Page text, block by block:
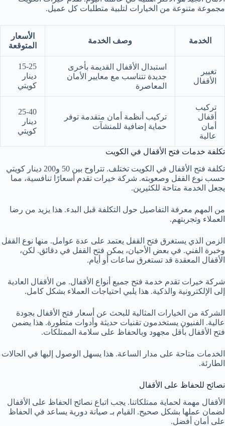
مجموعة متنوعة من الخيارات لتلبية متطلبات كل عميل.
الخدمة وصف الخدمة
الأسعار
المتوقعة
تغيير
الأقفال
استبدال الأقفال القديمة بأخرى
جديدة تتناسب مع معايير الأمان
المعاصرة
15-25
دينار
كويتي
تركيب
أقفال
أمان
عالية
تركيب أنظمة أمان متقدمة توفر
حماية إضافية للمنشآت
25-40
دينار
كويتي
تكلفة خدمات فتح الأقفال في الكويت
تكلفة فتح الأقفال في الكويت تختلف. تتراوح بين 50 و200 دينار كويتي
حسب نوع القفل وصعوبته. شركة خيرات تقدم أسعارًا تنافسية، مما
يجعل الخدمة متاحة للكثيرين.
من المهم معرفة التفاصيل حول التكلفة قبل البدء. هذا يزيد من رضا
العملاء وتجربتهم.
الزمن الذي يستغرق فتح القفل يعتمد على عدة عوامل. منها نوع القفل
وخبرة الفني. في بعض الأحيان، يمكن فتح القفل في دقائق. لكن،
الأقفال المعقدة قد تستغرق ساعات أو أيام.
شركة خيرات تقدم خدمة فتح جميع أنواع الأقفال. من الأقفال العادية
إلى الإلكترونية والذكية. هذا يلبي احتياجات العملاء بشكل كامل.
الشركة من الخيارات المثالية للبحث عن أسعار فتح الأقفال بجودة
عالية. الفنيون يستخدمون تقنيات حديثة وأدوات متطورة. هذا يضمن
فتح الأقفال بأقل مجهود وبالحفاظ على سلامة الممتلكات.
الخدمات متاحة على مدار الساعة. هذا يسهل الوصول إليها في الحالات
الطارئة.
نصائح للحفاظ على الأقفال
الأقفال مهمة لحماية ممتلكاتنا. يجب اتباع نصائح الحفاظ على الأقفال
لضمان عملها بشكل صحيح. القيام بـ صيانة دورية يساعد في الحفاظ
على أمان أفضل.